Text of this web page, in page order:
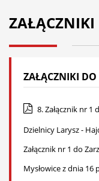
ZAŁĄCZNIKI
ZAŁĄCZNIKI DO
8. Załącznik nr
Dzielnicy Larysz -
Załącznik nr 1 do
Mysłowice z dnia 16